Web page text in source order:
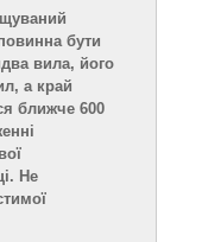
бути
вила, його
а край
ближче 600
Не